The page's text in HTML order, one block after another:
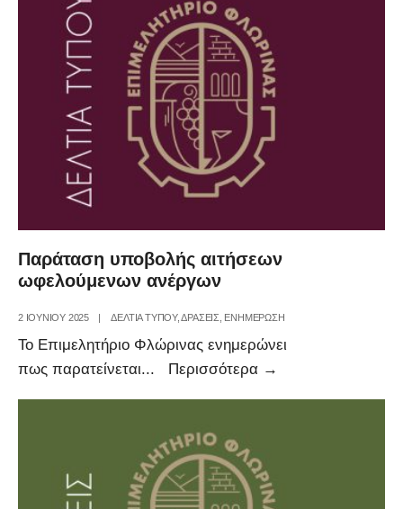
Φλώρινας,
κ.
Βαλίνας
Ρόζα
στην
ΚΕΕΕ
Παράταση υποβολής αιτήσεων
ωφελούμενων ανέργων
2 ΙΟΥΝΊΟΥ 2025 | ΔΕΛΤΙΑ ΤΥΠΟΥ,ΔΡΑΣΕΙΣ ΕΝΗΜΕΡΩΣΗ
Το Επιμελητήριο Φλώρινας ενημερώνει
πως παρατείνεται... Περισσότερα →